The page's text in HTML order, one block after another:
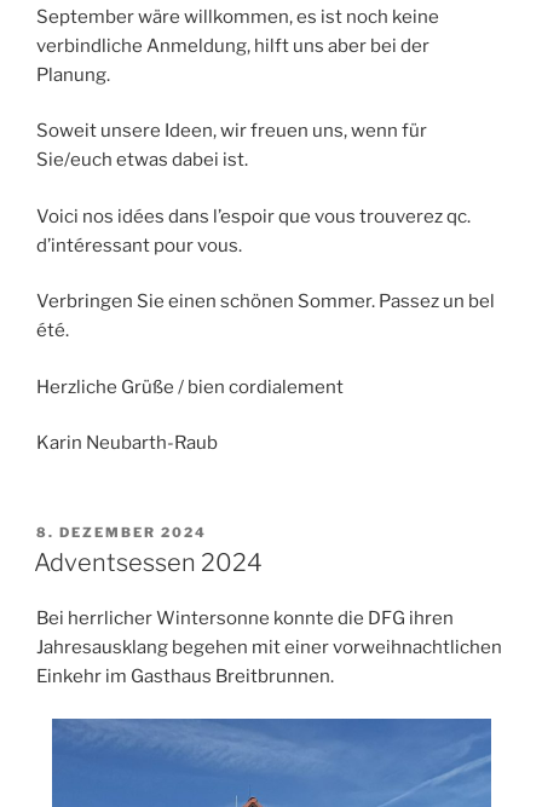
September wäre willkommen, es ist noch keine
verbindliche Anmeldung, hilft uns aber bei der
Planung.
Soweit unsere Ideen, wir freuen uns, wenn für
Sie/euch etwas dabei ist.
Voici nos idées dans l’espoir que vous trouverez qc.
d’intéressant pour vous.
Verbringen Sie einen schönen Sommer. Passez un bel
été.
Herzliche Grüße / bien cordialement
Karin Neubarth-Raub
VERÖFFENTLICHT
AM
8. DEZEMBER 2024
Adventsessen 2024
Bei herrlicher Wintersonne konnte die DFG ihren
Jahresausklang begehen mit einer vorweihnachtlichen
Einkehr im Gasthaus Breitbrunnen.